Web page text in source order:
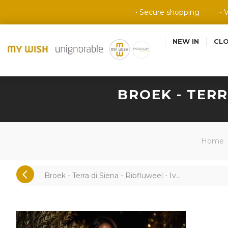
• Secure shopping •
NEW IN
Home
Broek - Terra di Siena - Ribfluweel - Iv...
BROEK -